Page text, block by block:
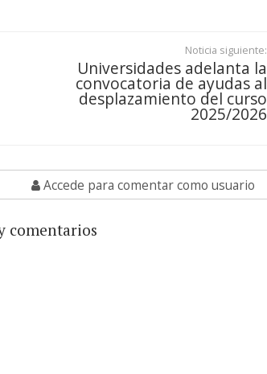
Noticia siguiente:
Universidades adelanta la
convocatoria de ayudas al
desplazamiento del curso
2025/2026
Accede para comentar como usuario
comentarios